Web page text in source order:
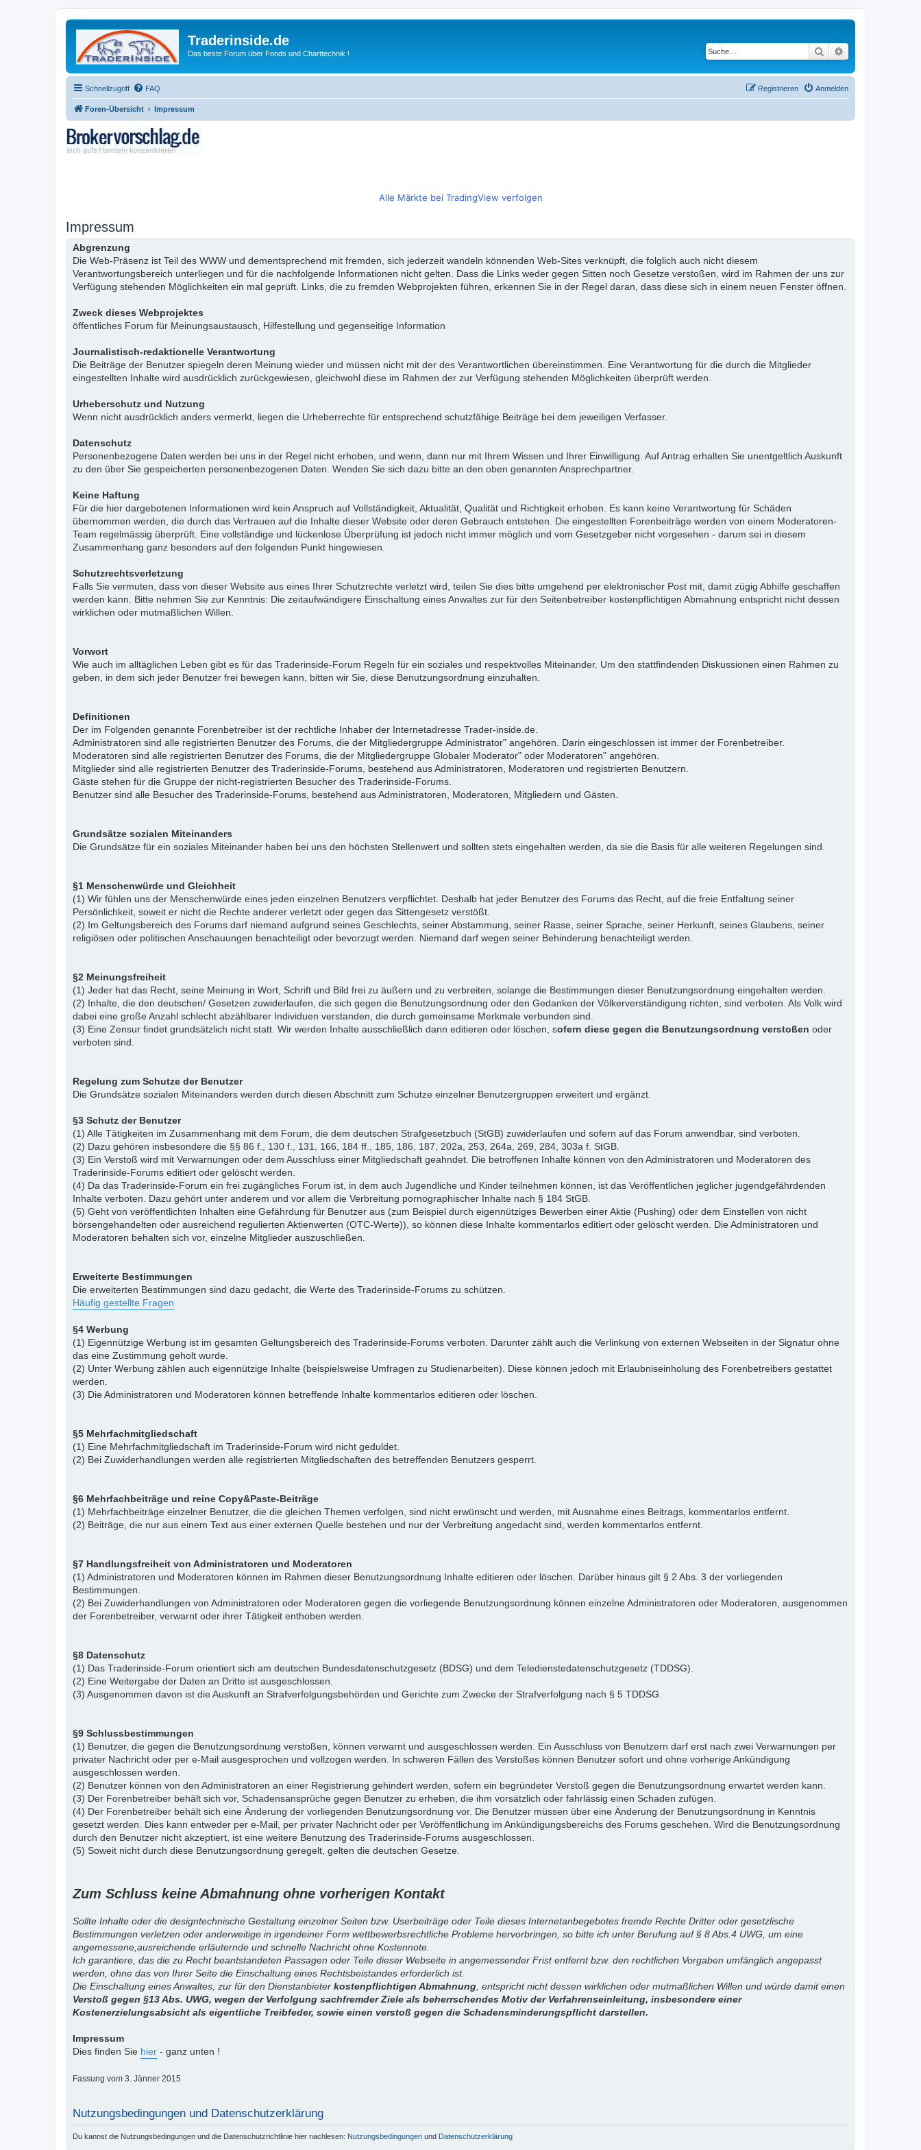
Traderinside.de
Das beste Forum über Fonds und Charttechnik ! Suche
Schnellzugriff FAQ Anmelden
Registrieren
Foren-Übersicht Impressum
Alle Märkte bei TradingView verfolgen
Impressum
Abgrenzung
Die Web-Präsenz ist Teil des WWW und dementsprechend mit fremden, sich jederzeit wandeln könnenden Web-Sites verknüpft, die folglich auch nicht diesem
Verantwortungsbereich unterliegen und für die nachfolgende Informationen nicht gelten. Dass die Links weder gegen Sitten noch Gesetze verstoßen, wird im Rahmen der uns zur
Verfügung stehenden Möglichkeiten ein mal geprüft. Links, die zu fremden Webprojekten führen, erkennen Sie in der Regel daran, dass diese sich in einem neuen Fenster öffnen.
Zweck dieses Webprojektes
öffentliches Forum für Meinungsaustausch, Hilfestellung und gegenseitige Information
Journalistisch-redaktionelle Verantwortung
Die Beiträge der Benutzer spiegeln deren Meinung wieder und müssen nicht mit der des Verantwortlichen übereinstimmen. Eine Verantwortung für die durch die Mitglieder
eingestellten Inhalte wird ausdrücklich zurückgewiesen, gleichwohl diese im Rahmen der zur Verfügung stehenden Möglichkeiten überprüft werden.
Urheberschutz und Nutzung
Wenn nicht ausdrücklich anders vermerkt, liegen die Urheberrechte für entsprechend schutzfähige Beiträge bei dem jeweiligen Verfasser.
Datenschutz
Personenbezogene Daten werden bei uns in der Regel nicht erhoben, und wenn, dann nur mit Ihrem Wissen und Ihrer Einwilligung. Auf Antrag erhalten Sie unentgeltlich Auskunft
zu den über Sie gespeicherten personenbezogenen Daten. Wenden Sie sich dazu bitte an den oben genannten Ansprechpartner.
Keine Haftung
Für die hier dargebotenen Informationen wird kein Anspruch auf Vollständigkeit, Aktualität, Qualität und Richtigkeit erhoben. Es kann keine Verantwortung für Schäden
übernommen werden, die durch das Vertrauen auf die Inhalte dieser Website oder deren Gebrauch entstehen. Die eingestellten Forenbeiträge werden von einem Moderatoren-
Team regelmässig überprüft. Eine vollständige und lückenlose Überprüfung ist jedoch nicht immer möglich und vom Gesetzgeber nicht vorgesehen - darum sei in diesem
Zusammenhang ganz besonders auf den folgenden Punkt hingewiesen.
Schutzrechtsverletzung
Falls Sie vermuten, dass von dieser Website aus eines Ihrer Schutzrechte verletzt wird, teilen Sie dies bitte umgehend per elektronischer Post mit, damit zügig Abhilfe geschaffen
werden kann. Bitte nehmen Sie zur Kenntnis: Die zeitaufwändigere Einschaltung eines Anwaltes zur für den Seitenbetreiber kostenpflichtigen Abmahnung entspricht nicht dessen
wirklichen oder mutmaßlichen Willen.
Vorwort
Wie auch im alltäglichen Leben gibt es für das Traderinside-Forum Regeln für ein soziales und respektvolles Miteinander. Um den stattfindenden Diskussionen einen Rahmen zu
geben, in dem sich jeder Benutzer frei bewegen kann, bitten wir Sie, diese Benutzungsordnung einzuhalten.
Definitionen
Der im Folgenden genannte Forenbetreiber ist der rechtliche Inhaber der Internetadresse Trader-inside.de.
Administratoren sind alle registrierten Benutzer des Forums, die der Mitgliedergruppe Administrator" angehören. Darin eingeschlossen ist immer der Forenbetreiber.
Moderatoren sind alle registrierten Benutzer des Forums, die der Mitgliedergruppe Globaler Moderator" oder Moderatoren" angehören.
Mitglieder sind alle registrierten Benutzer des Traderinside-Forums, bestehend aus Administratoren, Moderatoren und registrierten Benutzern.
Gäste stehen für die Gruppe der nicht-registrierten Besucher des Traderinside-Forums.
Benutzer sind alle Besucher des Traderinside-Forums, bestehend aus Administratoren, Moderatoren, Mitgliedern und Gästen.
Grundsätze sozialen Miteinanders
Die Grundsätze für ein soziales Miteinander haben bei uns den höchsten Stellenwert und sollten stets eingehalten werden, da sie die Basis für alle weiteren Regelungen sind.
§1 Menschenwürde und Gleichheit
(1) Wir fühlen uns der Menschenwürde eines jeden einzelnen Benutzers verpflichtet. Deshalb hat jeder Benutzer des Forums das Recht, auf die freie Entfaltung seiner
Persönlichkeit, soweit er nicht die Rechte anderer verletzt oder gegen das Sittengesetz verstößt.
(2) Im Geltungsbereich des Forums darf niemand aufgrund seines Geschlechts, seiner Abstammung, seiner Rasse, seiner Sprache, seiner Herkunft, seines Glaubens, seiner
religiösen oder politischen Anschauungen benachteiligt oder bevorzugt werden. Niemand darf wegen seiner Behinderung benachteiligt werden.
§2 Meinungsfreiheit
(1) Jeder hat das Recht, seine Meinung in Wort, Schrift und Bild frei zu äußern und zu verbreiten, solange die Bestimmungen dieser Benutzungsordnung eingehalten werden.
(2) Inhalte, die den deutschen/ Gesetzen zuwiderlaufen, die sich gegen die Benutzungsordnung oder den Gedanken der Völkerverständigung richten, sind verboten. Als Volk wird
dabei eine große Anzahl schlecht abzählbarer Individuen verstanden, die durch gemeinsame Merkmale verbunden sind.
(3) Eine Zensur findet grundsätzlich nicht statt. Wir werden Inhalte ausschließlich dann editieren oder löschen, sofern diese gegen die Benutzungsordnung verstoßen oder
verboten sind.
Regelung zum Schutze der Benutzer
Die Grundsätze sozialen Miteinanders werden durch diesen Abschnitt zum Schutze einzelner Benutzergruppen erweitert und ergänzt.
§3 Schutz der Benutzer
(1) Alle Tätigkeiten im Zusammenhang mit dem Forum, die dem deutschen Strafgesetzbuch (StGB) zuwiderlaufen und sofern auf das Forum anwendbar, sind verboten.
(2) Dazu gehören insbesondere die §§ 86 f., 130 f., 131, 166, 184 ff., 185, 186, 187, 202a, 253, 264a, 269, 284, 303a f. StGB.
(3) Ein Verstoß wird mit Verwarnungen oder dem Ausschluss einer Mitgliedschaft geahndet. Die betroffenen Inhalte können von den Administratoren und Moderatoren des
Traderinside-Forums editiert oder gelöscht werden.
(4) Da das Traderinside-Forum ein frei zugängliches Forum ist, in dem auch Jugendliche und Kinder teilnehmen können, ist das Veröffentlichen jeglicher jugendgefährdenden
Inhalte verboten. Dazu gehört unter anderem und vor allem die Verbreitung pornographischer Inhalte nach § 184 StGB.
(5) Geht von veröffentlichten Inhalten eine Gefährdung für Benutzer aus (zum Beispiel durch eigennütziges Bewerben einer Aktie (Pushing) oder dem Einstellen von nicht
börsengehandelten oder ausreichend regulierten Aktienwerten (OTC-Werte)), so können diese Inhalte kommentarlos editiert oder gelöscht werden. Die Administratoren und
Moderatoren behalten sich vor, einzelne Mitglieder auszuschließen.
Erweiterte Bestimmungen
Die erweiterten Bestimmungen sind dazu gedacht, die Werte des Traderinside-Forums zu schützen.
Häufig gestellte Fragen
§4 Werbung
(1) Eigennützige Werbung ist im gesamten Geltungsbereich des Traderinside-Forums verboten. Darunter zählt auch die Verlinkung von externen Webseiten in der Signatur ohne
das eine Zustimmung geholt wurde.
(2) Unter Werbung zählen auch eigennützige Inhalte (beispielsweise Umfragen zu Studienarbeiten). Diese können jedoch mit Erlaubniseinholung des Forenbetreibers gestattet
werden.
(3) Die Administratoren und Moderatoren können betreffende Inhalte kommentarlos editieren oder löschen.
§5 Mehrfachmitgliedschaft
(1) Eine Mehrfachmitgliedschaft im Traderinside-Forum wird nicht geduldet.
(2) Bei Zuwiderhandlungen werden alle registrierten Mitgliedschaften des betreffenden Benutzers gesperrt.
§6 Mehrfachbeiträge und reine Copy&Paste-Beiträge
(1) Mehrfachbeiträge einzelner Benutzer, die die gleichen Themen verfolgen, sind nicht erwünscht und werden, mit Ausnahme eines Beitrags, kommentarlos entfernt.
(2) Beiträge, die nur aus einem Text aus einer externen Quelle bestehen und nur der Verbreitung angedacht sind, werden kommentarlos entfernt.
§7 Handlungsfreiheit von Administratoren und Moderatoren
(1) Administratoren und Moderatoren können im Rahmen dieser Benutzungsordnung Inhalte editieren oder löschen. Darüber hinaus gilt § 2 Abs. 3 der vorliegenden
Bestimmungen.
(2) Bei Zuwiderhandlungen von Administratoren oder Moderatoren gegen die vorliegende Benutzungsordnung können einzelne Administratoren oder Moderatoren, ausgenommen
der Forenbetreiber, verwarnt oder ihrer Tätigkeit enthoben werden.
§8 Datenschutz
(1) Das Traderinside-Forum orientiert sich am deutschen Bundesdatenschutzgesetz (BDSG) und dem Teledienstedatenschutzgesetz (TDDSG).
(2) Eine Weitergabe der Daten an Dritte ist ausgeschlossen.
(3) Ausgenommen davon ist die Auskunft an Strafverfolgungsbehörden und Gerichte zum Zwecke der Strafverfolgung nach § 5 TDDSG.
§9 Schlussbestimmungen
(1) Benutzer, die gegen die Benutzungsordnung verstoßen, können verwarnt und ausgeschlossen werden. Ein Ausschluss von Benutzern darf erst nach zwei Verwarnungen per
privater Nachricht oder per e-Mail ausgesprochen und vollzogen werden. In schweren Fällen des Verstoßes können Benutzer sofort und ohne vorherige Ankündigung
ausgeschlossen werden.
(2) Benutzer können von den Administratoren an einer Registrierung gehindert werden, sofern ein begründeter Verstoß gegen die Benutzungsordnung erwartet werden kann.
(3) Der Forenbetreiber behält sich vor, Schadensansprüche gegen Benutzer zu erheben, die ihm vorsätzlich oder fahrlässig einen Schaden zufügen.
(4) Der Forenbetreiber behält sich eine Änderung der vorliegenden Benutzungsordnung vor. Die Benutzer müssen über eine Änderung der Benutzungsordnung in Kenntnis
gesetzt werden. Dies kann entweder per e-Mail, per privater Nachricht oder per Veröffentlichung im Ankündigungsbereichs des Forums geschehen. Wird die Benutzungsordnung
durch den Benutzer nicht akzeptiert, ist eine weitere Benutzung des Traderinside-Forums ausgeschlossen.
(5) Soweit nicht durch diese Benutzungsordnung geregelt, gelten die deutschen Gesetze.
Zum Schluss keine Abmahnung ohne vorherigen Kontakt
Sollte Inhalte oder die designtechnische Gestaltung einzelner Seiten bzw. Userbeiträge oder Teile dieses Internetanbegebotes fremde Rechte Dritter oder gesetzlische
Bestimmungen verletzen oder anderweitige in irgendeiner Form wettbewerbsrechtliche Probleme hervorbringen, so bitte ich unter Berufung auf § 8 Abs.4 UWG, um eine
angemessene,ausreichende erläuternde und schnelle Nachricht ohne Kostennote.
Ich garantiere, das die zu Recht beantstandeten Passagen oder Teile dieser Webseite in angemessender Frist entfernt bzw. den rechtlichen Vorgaben umfänglich angepasst
werden, ohne das von Ihrer Seite die Einschaltung eines Rechtsbeistandes erforderlich ist.
Die Einschaltung eines Anwaltes, zur für den Dienstanbieter kostenpflichtigen Abmahnung , entspricht nicht dessen wirklichen oder mutmaßlichen Willen und würde damit einen
Verstoß gegen §13 Abs. UWG, wegen der Verfolgung sachfremder Ziele als beherrschendes Motiv der Verfahrenseinleitung, insbesondere einer
Kostenerzielungsabsicht als eigentliche Treibfeder, sowie einen verstoß gegen die Schadensminderungspflicht darstellen.
Impressum
Dies finden Sie hier - ganz unten !
Fassung vom 3. Jänner 2015
Nutzungsbedingungen und Datenschutzerklärung
Du kannst die Nutzungsbedingungen und die Datenschutzrichtlinie hier nachlesen: Nutzungsbedingungen und Datenschutzerklärung